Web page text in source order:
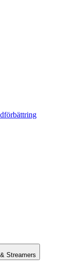
Streamers